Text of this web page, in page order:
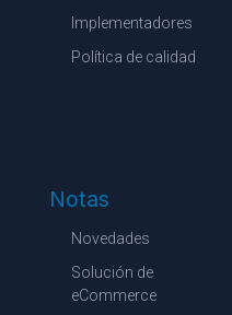
Implementadores
Política de calidad
Notas
Novedades
Solución de
eCommerce